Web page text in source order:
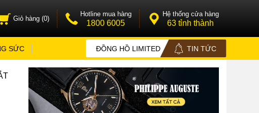
Giỏ hàng (0)
Hotline mua hàng
1800 6005
Hệ thống cửa hàng
63 tỉnh thành
SỨC ĐỒNG HỒ LIMITED TIN TỨC